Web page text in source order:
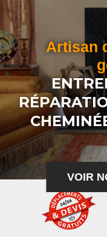
Artisan
VOIR